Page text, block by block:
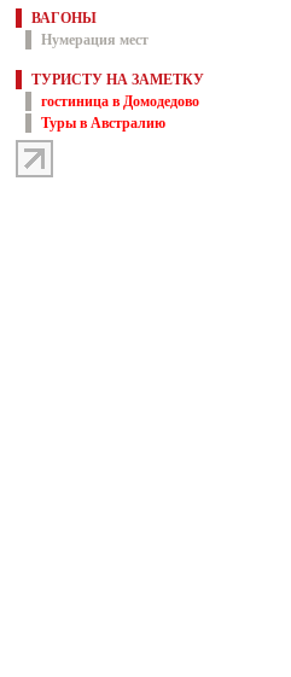
ВАГОНЫ
Нумерация мест
ТУРИСТУ НА ЗАМЕТКУ
гостиница в Домодедово
Туры в Австралию